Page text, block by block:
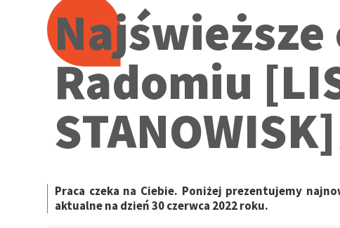
Radomiu
STANOWISK]
Praca czeka na Ciebie. Poniżej prezentujemy
aktualne na dzień 30 czerwca 2022 roku.